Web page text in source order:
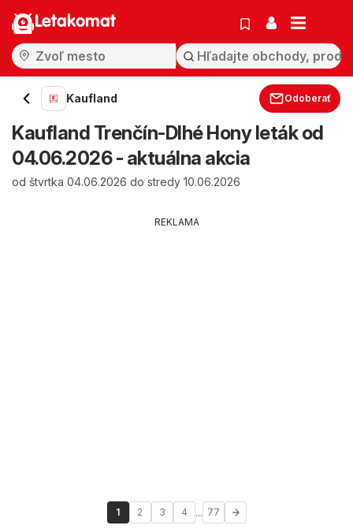
Letakomat
Kaufland Odoberať
Kaufland Trenčín-Dlhé Hony leták od
04.06.2026 - aktuálna akcia
od štvrtka 04.06.2026 do stredy 10.06.2026
REKLAMA
1 2 3 4 ... 77